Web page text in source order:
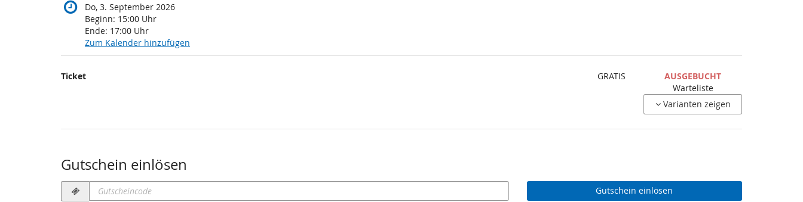
Do, 3. September 2026
Beginn: 15:00 Uhr
Ende: 17:00 Uhr
Zum Kalender hinzufügen
Produkte
Ticket GRATIS
AUSGEBUCHT
Warteliste
Varianten zeigen
Gutschein einlösen
Gutscheincode
erforderlich
Gutschein einlösen